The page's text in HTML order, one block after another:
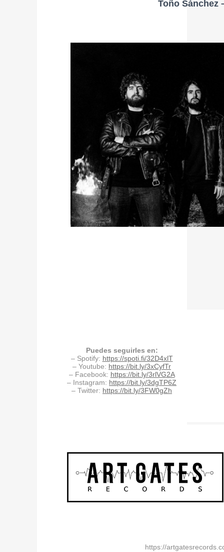
Toño Sánchez
Puedes seguirles en:
– Spotify: https://spoti.fi/32D4xlT
– Youtube: https://bit.ly/3xCyfTr
– Facebook: https://bit.ly/3rlVG2A
– Instagram: https://bit.ly/3dgTP6Z
– Twitter: https://bit.ly/3FW0gZh
https://